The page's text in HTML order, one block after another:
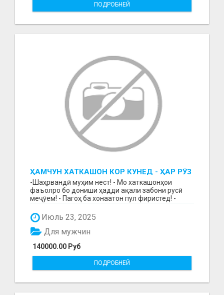
ПОДРОБНЕЙ
ҲАМЧУН ХАТКАШОН КОР КУНЕД - ҲАР РӮЗ
МУЗД ГИРЕД!
-Шаҳрвандӣ муҳим нест! - Мо хаткашонҳои
фаъолро бо дониши ҳадди ақали забони русӣ
меҷӯем! - Пагоҳ ба хонаатон пул фиристед! -
Июль 23, 2025
140000.00 Руб
Для мужчин
ПОДРОБНЕЙ